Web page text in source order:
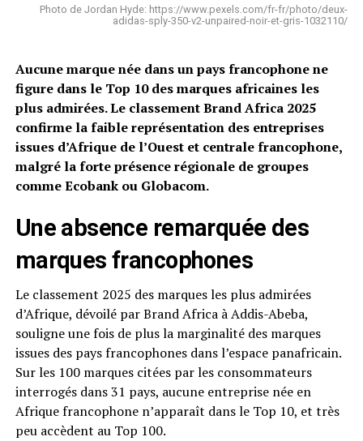
Photo de Jordan Hyde: https://www.pexels.com/fr-fr/photo/deux-
adidas-sply-350-v2-unpaired-noir-et-gris-1032110/
Aucune marque née dans un pays francophone ne
figure dans le Top 10 des marques africaines les
plus admirées. Le classement Brand Africa 2025
confirme la faible représentation des entreprises
issues d’Afrique de l’Ouest et centrale francophone,
malgré la forte présence régionale de groupes
comme Ecobank ou Globacom.
Une absence remarquée des
marques francophones
Le classement 2025 des marques les plus admirées
d’Afrique, dévoilé par Brand Africa à Addis-Abeba,
souligne une fois de plus la marginalité des marques
issues des pays francophones dans l’espace panafricain.
Sur les 100 marques citées par les consommateurs
interrogés dans 31 pays, aucune entreprise née en
Afrique francophone n’apparaît dans le Top 10, et très
peu accèdent au Top 100.